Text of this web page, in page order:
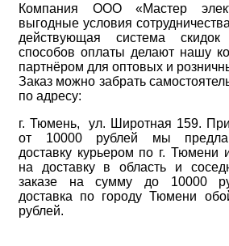
Компания ООО «Мастер
выгодные условия
действующая система
способов оплаты делают нашу
партнёром для оптовых и
Заказ можно забрать
по адресу:
г. Тюмень, ул. Широтная 159.
от 10000 рублей мы
доставку курьером по г. Тюмени
на доставку в область и
заказе на сумму до 10000
доставка по городу Тюмени
рублей.